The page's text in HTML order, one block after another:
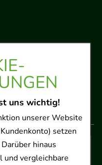
uns wichtig!
unserer Website
setzen
hinaus
und vergleichbare